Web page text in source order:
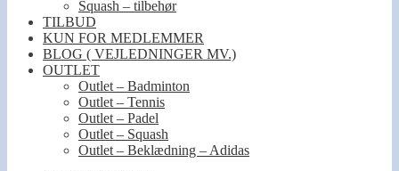
Squash – tilbehør
TILBUD
KUN FOR MEDLEMMER
BLOG ( VEJLEDNINGER MV.)
OUTLET
Outlet – Badminton
Outlet – Tennis
Outlet – Padel
Outlet – Squash
Outlet – Beklædning – Adidas